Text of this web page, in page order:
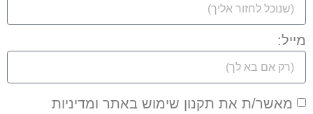
מייל:
מאשר/ת את תקנון שימוש באתר ומדיניות